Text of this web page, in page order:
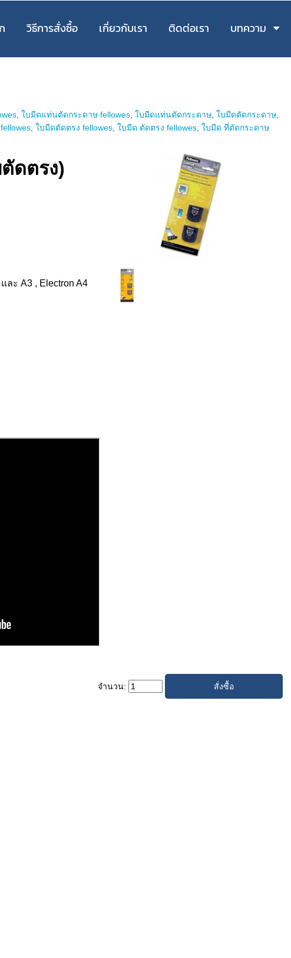
วิธีการสั่งซื้อ เกี่ยวกับเรา ติดต่อเรา บทความ
,ใบมีดแท่นตัดกระดาษ fellowes ,ใบมีดแท่นตัดกระดาษ ,ใบมีดตัดกระดาษ
,ใบมีดตัดตรง fellowes ,ใบมีด ตัดตรง fellowes ,ใบมีด ที่ตัดกระดาษ
ดตรง)
ละ A3 , Electron A4
จำนวน: